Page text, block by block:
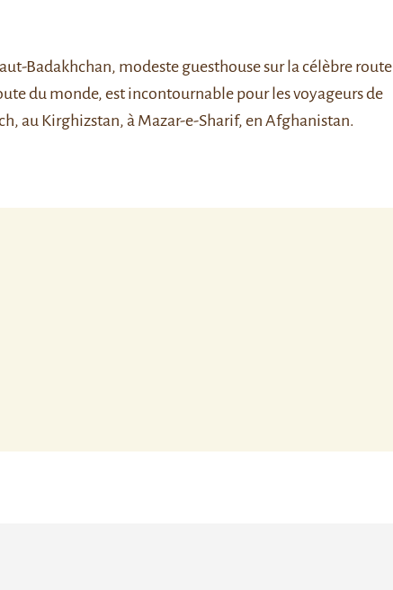
Badakhchan, modeste guesthouse sur la célèbre route
du monde, est incontournable pour les voyageurs de
au Kirghizstan, à Mazar-e-Sharif, en Afghanistan.